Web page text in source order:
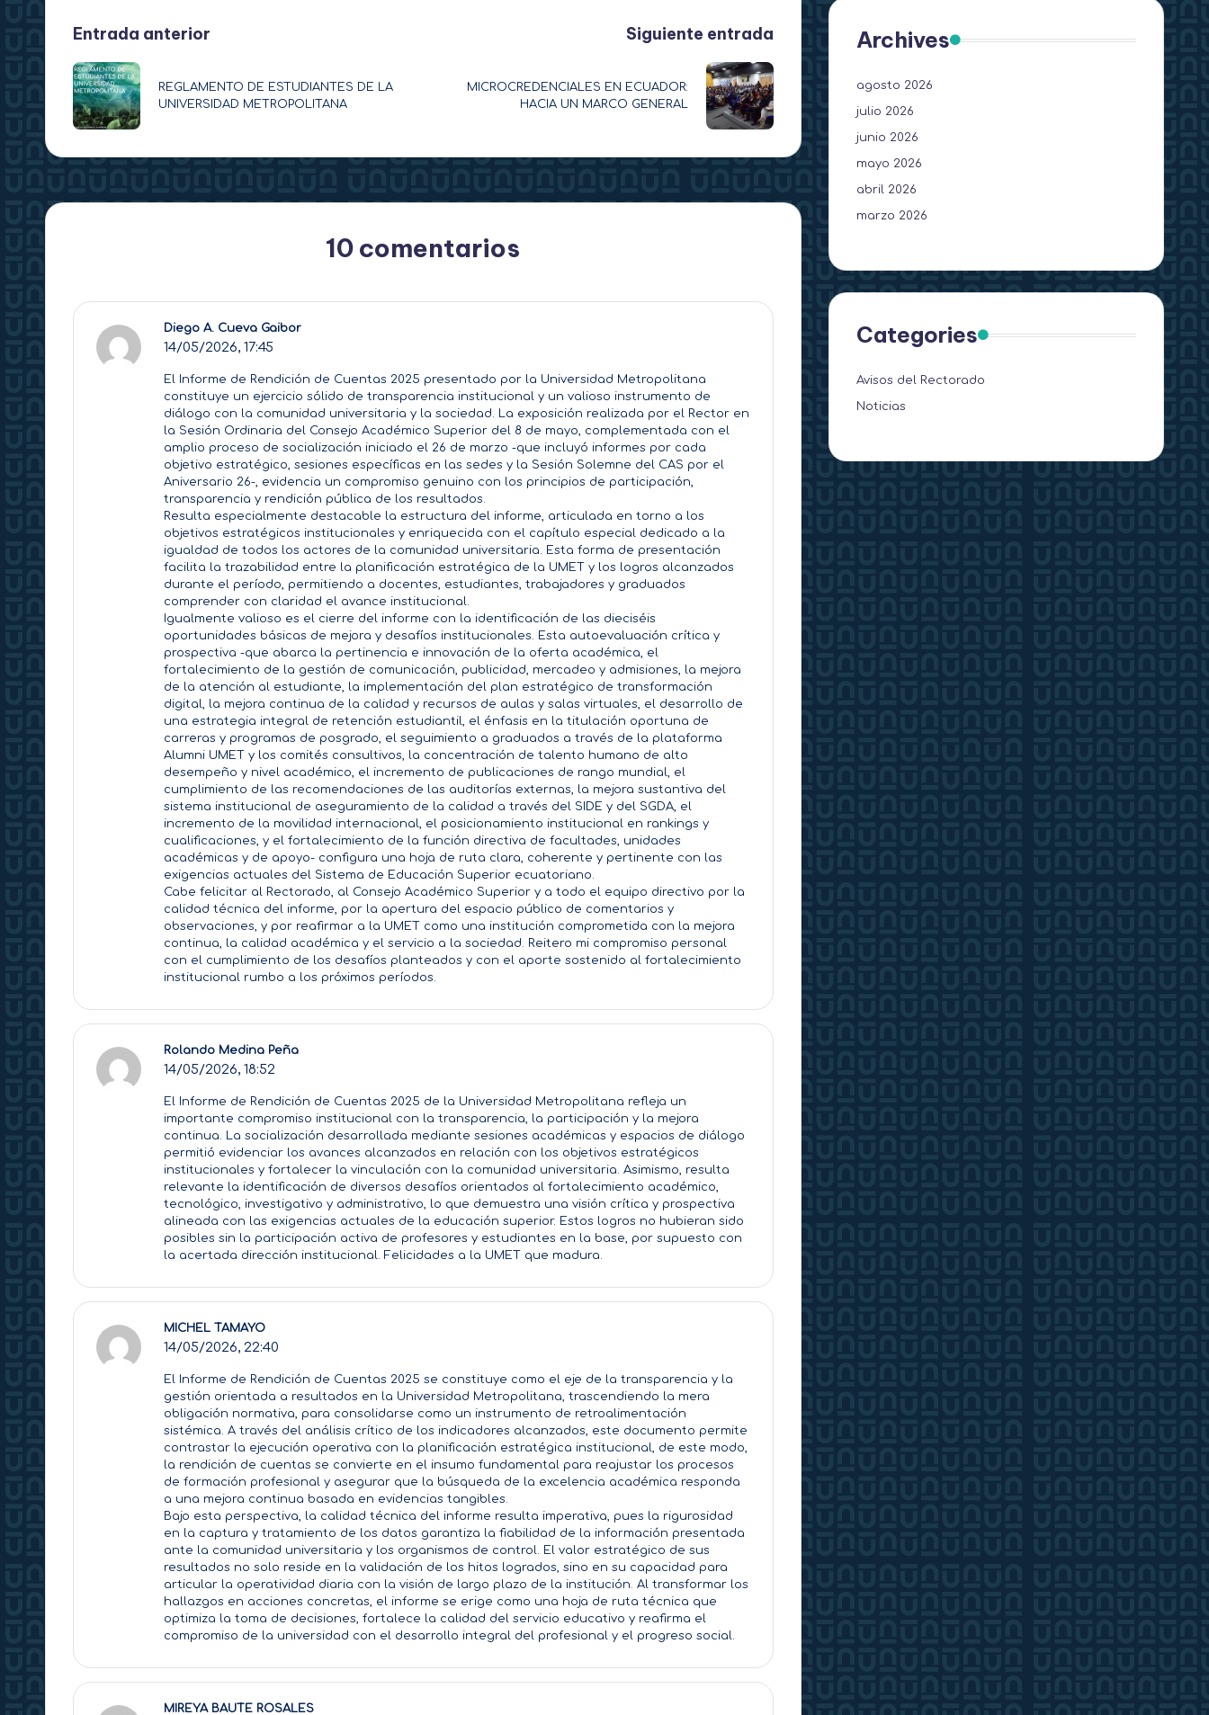
Navegación
de
entradas
Entrada anterior
REGLAMENTO DE ESTUDIANTES DE LA
UNIVERSIDAD METROPOLITANA
Siguiente entrada
MICROCREDENCIALES EN ECUADOR:
HACIA UN MARCO GENERAL
10 comentarios
Diego A. Cueva Gaibor
14/05/2026, 17:45
El Informe de Rendición de Cuentas 2025 presentado por la Universidad Metropolitana
constituye un ejercicio sólido de transparencia institucional y un valioso instrumento de
diálogo con la comunidad universitaria y la sociedad. La exposición realizada por el Rector en
la Sesión Ordinaria del Consejo Académico Superior del 8 de mayo, complementada con el
amplio proceso de socialización iniciado el 26 de marzo -que incluyó informes por cada
objetivo estratégico, sesiones específicas en las sedes y la Sesión Solemne del CAS por el
Aniversario 26-, evidencia un compromiso genuino con los principios de participación,
transparencia y rendición pública de los resultados.
Resulta especialmente destacable la estructura del informe, articulada en torno a los
objetivos estratégicos institucionales y enriquecida con el capítulo especial dedicado a la
igualdad de todos los actores de la comunidad universitaria. Esta forma de presentación
facilita la trazabilidad entre la planificación estratégica de la UMET y los logros alcanzados
durante el período, permitiendo a docentes, estudiantes, trabajadores y graduados
comprender con claridad el avance institucional.
Igualmente valioso es el cierre del informe con la identificación de las dieciséis
oportunidades básicas de mejora y desafíos institucionales. Esta autoevaluación crítica y
prospectiva -que abarca la pertinencia e innovación de la oferta académica, el
fortalecimiento de la gestión de comunicación, publicidad, mercadeo y admisiones, la mejora
de la atención al estudiante, la implementación del plan estratégico de transformación
digital, la mejora continua de la calidad y recursos de aulas y salas virtuales, el desarrollo de
una estrategia integral de retención estudiantil, el énfasis en la titulación oportuna de
carreras y programas de posgrado, el seguimiento a graduados a través de la plataforma
Alumni UMET y los comités consultivos, la concentración de talento humano de alto
desempeño y nivel académico, el incremento de publicaciones de rango mundial, el
cumplimiento de las recomendaciones de las auditorías externas, la mejora sustantiva del
sistema institucional de aseguramiento de la calidad a través del SIDE y del SGDA, el
incremento de la movilidad internacional, el posicionamiento institucional en rankings y
cualificaciones, y el fortalecimiento de la función directiva de facultades, unidades
académicas y de apoyo- configura una hoja de ruta clara, coherente y pertinente con las
exigencias actuales del Sistema de Educación Superior ecuatoriano.
Cabe felicitar al Rectorado, al Consejo Académico Superior y a todo el equipo directivo por la
calidad técnica del informe, por la apertura del espacio público de comentarios y
observaciones, y por reafirmar a la UMET como una institución comprometida con la mejora
continua, la calidad académica y el servicio a la sociedad. Reitero mi compromiso personal
con el cumplimiento de los desafíos planteados y con el aporte sostenido al fortalecimiento
institucional rumbo a los próximos períodos.
Rolando Medina Peña
14/05/2026, 18:52
El Informe de Rendición de Cuentas 2025 de la Universidad Metropolitana refleja un
importante compromiso institucional con la transparencia, la participación y la mejora
continua. La socialización desarrollada mediante sesiones académicas y espacios de diálogo
permitió evidenciar los avances alcanzados en relación con los objetivos estratégicos
institucionales y fortalecer la vinculación con la comunidad universitaria. Asimismo, resulta
relevante la identificación de diversos desafíos orientados al fortalecimiento académico,
tecnológico, investigativo y administrativo, lo que demuestra una visión crítica y prospectiva
alineada con las exigencias actuales de la educación superior. Estos logros no hubieran sido
posibles sin la participación activa de profesores y estudiantes en la base, por supuesto con
la acertada dirección institucional. Felicidades a la UMET que madura.
MICHEL TAMAYO
14/05/2026, 22:40
El Informe de Rendición de Cuentas 2025 se constituye como el eje de la transparencia y la
gestión orientada a resultados en la Universidad Metropolitana, trascendiendo la mera
obligación normativa, para consolidarse como un instrumento de retroalimentación
sistémica. A través del análisis crítico de los indicadores alcanzados, este documento permite
contrastar la ejecución operativa con la planificación estratégica institucional, de este modo,
la rendición de cuentas se convierte en el insumo fundamental para reajustar los procesos
de formación profesional y asegurar que la búsqueda de la excelencia académica responda
a una mejora continua basada en evidencias tangibles.
Bajo esta perspectiva, la calidad técnica del informe resulta imperativa, pues la rigurosidad
en la captura y tratamiento de los datos garantiza la fiabilidad de la información presentada
ante la comunidad universitaria y los organismos de control. El valor estratégico de sus
resultados no solo reside en la validación de los hitos logrados, sino en su capacidad para
articular la operatividad diaria con la visión de largo plazo de la institución. Al transformar los
hallazgos en acciones concretas, el informe se erige como una hoja de ruta técnica que
optimiza la toma de decisiones, fortalece la calidad del servicio educativo y reafirma el
compromiso de la universidad con el desarrollo integral del profesional y el progreso social.
MIREYA BAUTE ROSALES
Archives
agosto 2026
julio 2026
junio 2026
mayo 2026
abril 2026
marzo 2026
Categories
Avisos del Rectorado
Noticias